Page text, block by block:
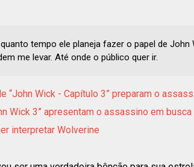
tempo ele planeja fazer o papel de John
me levar. Até onde o público quer ir.
“John Wick - Capítulo 3” preparam o
Wick 3” apresentam o assassino em busca
interpretar Wolverine